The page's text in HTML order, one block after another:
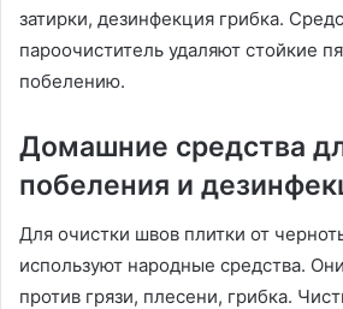
затирки, дезинфекция грибка.
пароочиститель удаляют стойкие
побелению.
Домашние средства
побеления и
Для очистки швов плитки от
используют народные средства.
против грязи, плесени, грибка.